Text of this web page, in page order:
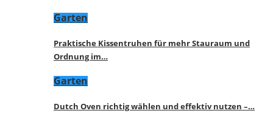
Garten
Praktische Kissentruhen für mehr Stauraum und
Ordnung im…
Garten
Dutch Oven richtig wählen und effektiv nutzen –…